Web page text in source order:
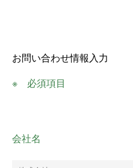
お問い合わせ情報入力
※ 必須項目
会社名